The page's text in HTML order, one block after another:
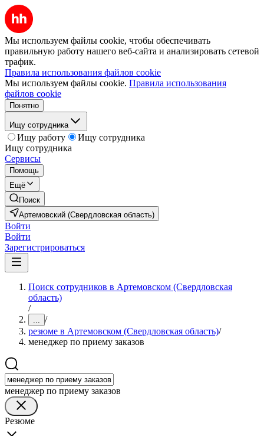
Мы используем файлы cookie, чтобы обеспечивать
правильную работу нашего веб-сайта и анализировать сетевой
трафик.
Правила использования файлов cookie
Мы используем файлы cookie. Правила использования
файлов cookie
Понятно
Ищу сотрудника
Ищу работу
Ищу сотрудника
Ищу сотрудника
Сервисы
Помощь
Ещё
Поиск
Артемовский (Свердловская область)
Войти
Войти
Зарегистрироваться
Поиск сотрудников в Артемовском (Свердловская
область)
/
... /
резюме в Артемовском (Свердловская область)/
менеджер по приему заказов
менеджер по приему заказов
Резюме